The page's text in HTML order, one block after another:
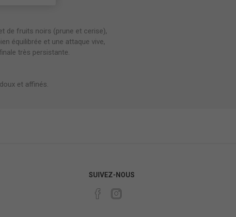
de fruits noirs (prune et cerise),
équilibrée et une attaque vive,
très persistante.
et affinés.
SUIVEZ-NOUS